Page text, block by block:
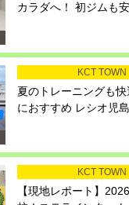
カラダへ！ 初ジムも
KCT TOWN
夏のトレーニングも
におすすめ レシオ児島
KCT TOWN
【現地レポート】